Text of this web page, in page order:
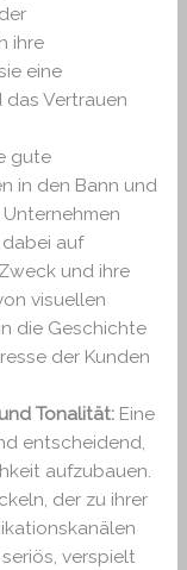
ihre
eine
Vertrauen
gute
in den Bann und
. Unternehmen
auf
und ihre
visuellen
die Geschichte
der Kunden
Tonalität:Eine
entscheidend,
aufzubauen.
der zu ihrer
verspielt